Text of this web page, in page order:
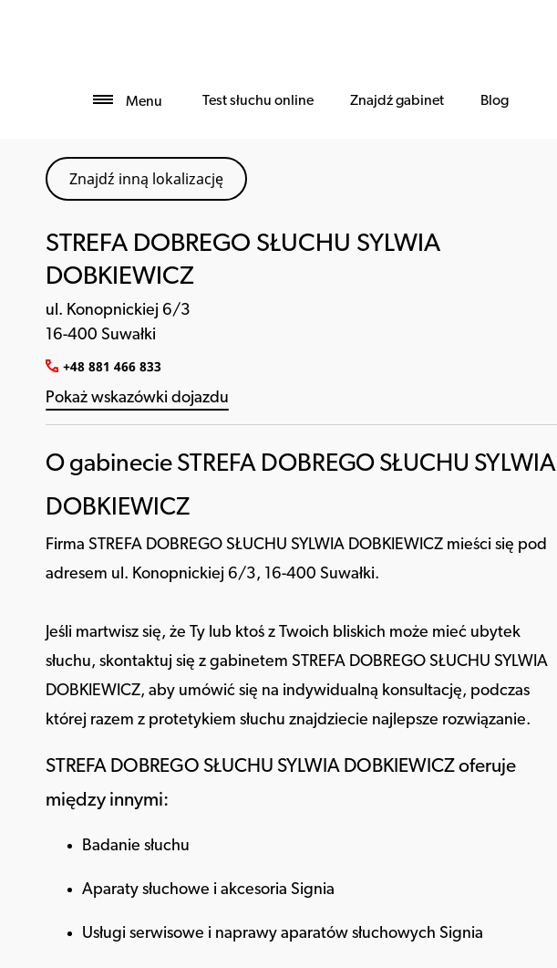
Menu Test słuchu online Znajdź gabinet Blog
Znajdź inną lokalizację
STREFA DOBREGO SŁUCHU SYLWIA
DOBKIEWICZ
ul. Konopnickiej 6/3
16-400 Suwałki
+48 881 466 833
Pokaż wskazówki dojazdu
O gabinecie STREFA DOBREGO SŁUCHU SYLWIA
DOBKIEWICZ
Firma STREFA DOBREGO SŁUCHU SYLWIA DOBKIEWICZ mieści się pod
adresem ul. Konopnickiej 6/3, 16-400 Suwałki.
Jeśli martwisz się, że Ty lub ktoś z Twoich bliskich może mieć ubytek
słuchu, skontaktuj się z gabinetem STREFA DOBREGO SŁUCHU SYLWIA
DOBKIEWICZ, aby umówić się na indywidualną konsultację, podczas
której razem z protetykiem słuchu znajdziecie najlepsze rozwiązanie.
STREFA DOBREGO SŁUCHU SYLWIA DOBKIEWICZ oferuje
między innymi:
Badanie słuchu
Aparaty słuchowe i akcesoria Signia
Usługi serwisowe i naprawy aparatów słuchowych Signia